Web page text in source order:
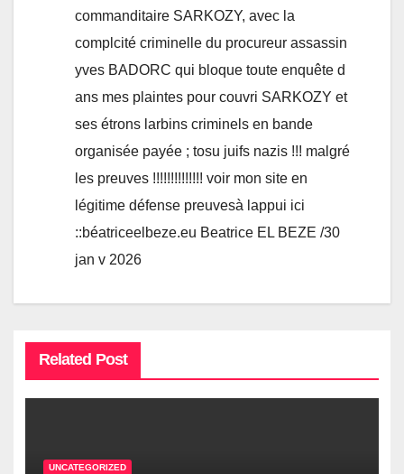
commanditaire SARKOZY, avec la
complcité criminelle du procureur assassin
yves BADORC qui bloque toute enquête d
ans mes plaintes pour couvri SARKOZY et
ses étrons larbins criminels en bande
organisée payée ; tosu juifs nazis !!! malgré
les preuves !!!!!!!!!!!!!! voir mon site en
légitime défense preuvesà lappui ici
::béatriceelbeze.eu Beatrice EL BEZE /30
jan v 2026
Related Post
UNCATEGORIZED